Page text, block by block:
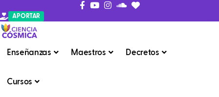
APORTAR
Enseñanzas Maestros Decretos
Cursos